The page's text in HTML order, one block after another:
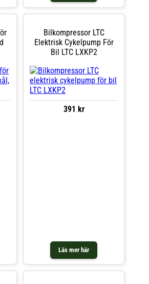
Bilkompressor LTC
Elektrisk Cykelpump För
Bil LTC LXKP2
391 kr
Läs mer här